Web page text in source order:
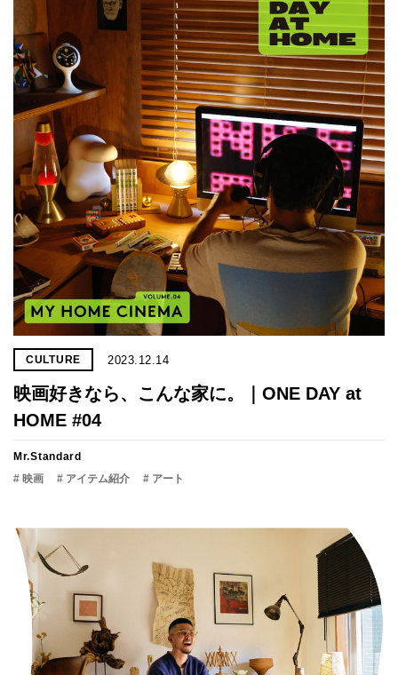
CULTURE 2023.12.14
映画好きなら、こんな家に。｜ONE DAY at
HOME #04
Mr.Standard
# 映画
# アイテム紹介 # アート